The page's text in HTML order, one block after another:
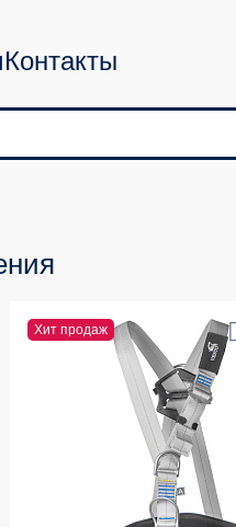
Контакты
Хит продаж